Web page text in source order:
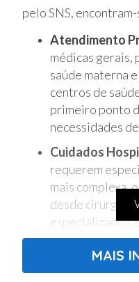
pelo SNS, encontram-
Atendimento
médicas gerais,
saúde materna
centros de
primeiro ponto
necessidades
Cuidados
requerem
mais complexa,
desde cirurgias
especializados,
disciplinas
Saúde Pública :
MAIS